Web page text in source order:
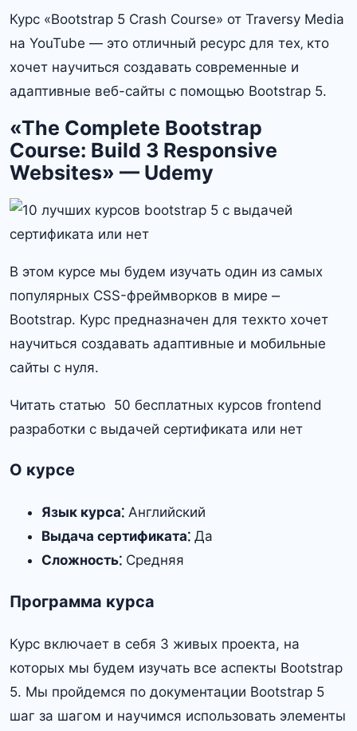
Курс «Bootstrap 5 Crash Course» от Traversy Media
на YouTube — это отличный ресурс для тех‚ кто
хочет научиться создавать современные и
адаптивные веб-сайты с помощью Bootstrap 5.
«The Complete Bootstrap
Course: Build 3 Responsive
Websites» — Udemy
В этом курсе мы будем изучать один из самых
популярных CSS-фреймворков в мире ⎼
Bootstrap. Курс предназначен для техкто хочет
научиться создавать адаптивные и мобильные
сайты с нуля.
Читать статью 50 бесплатных курсов frontend
разработки с выдачей сертификата или нет
О курсе
Язык курса⁚ Английский
Выдача сертификата⁚ Да
Сложность⁚ Средняя
Программа курса
Курс включает в себя 3 живых проекта, на
которых мы будем изучать все аспекты Bootstrap
5. Мы пройдемся по документации Bootstrap 5
шаг за шагом и научимся использовать элементы